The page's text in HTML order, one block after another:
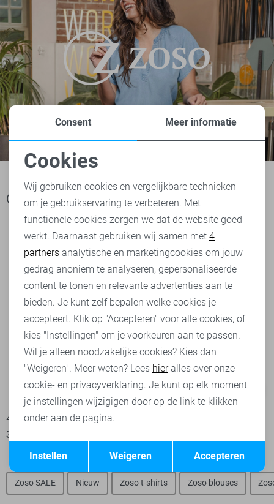
Ook het bekijken waard
-50%
Zoso T-shirt
35,00
-50%
Zoso SALE Nieuw Zoso t-shirts Zoso blouses
Noodzakelijke cookies
Personalisatie cookies
Analytische cookies
Marketing cookies
Terug Opslaan
Consent Meer informatie
Cookies
Wij gebruiken cookies en vergelijkbare technieken
om je gebruikservaring te verbeteren. Met
functionele cookies zorgen we dat de website goed
werkt. Daarnaast gebruiken wij samen met 4
partners analytische en marketingcookies om jouw
gedrag anoniem te analyseren, gepersonaliseerde
content te tonen en relevante advertenties aan te
bieden. Je kunt zelf bepalen welke cookies je
accepteert. Klik op "Accepteren" voor alle cookies, of
kies "Instellingen" om je voorkeuren aan te passen.
Wil je alleen noodzakelijke cookies? Kies dan
"Weigeren". Meer weten? Lees hieralles over onze
cookie- en privacyverklaring. Je kunt op elk moment
je instellingen wijzigigen door op de link te klikken
onder aan de pagina.
Accepteren
Weigeren
Instellen